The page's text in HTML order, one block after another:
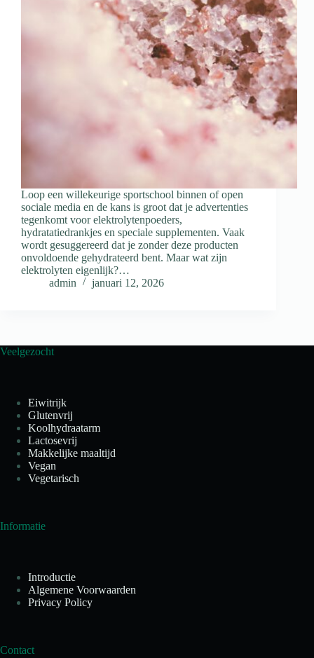
Loop een willekeurige sportschool binnen of open
sociale media en de kans is groot dat je advertenties
tegenkomt voor elektrolytenpoeders,
hydratatiedrankjes en speciale supplementen. Vaak
wordt gesuggereerd dat je zonder deze producten
onvoldoende gehydrateerd bent. Maar wat zijn
elektrolyten eigenlijk?…
admin
januari 12, 2026
Veelgezocht
Eiwitrijk
Glutenvrij
Koolhydraatarm
Lactosevrij
Makkelijke maaltijd
Vegan
Vegetarisch
Informatie
Introductie
Algemene Voorwaarden
Privacy Policy
Contact